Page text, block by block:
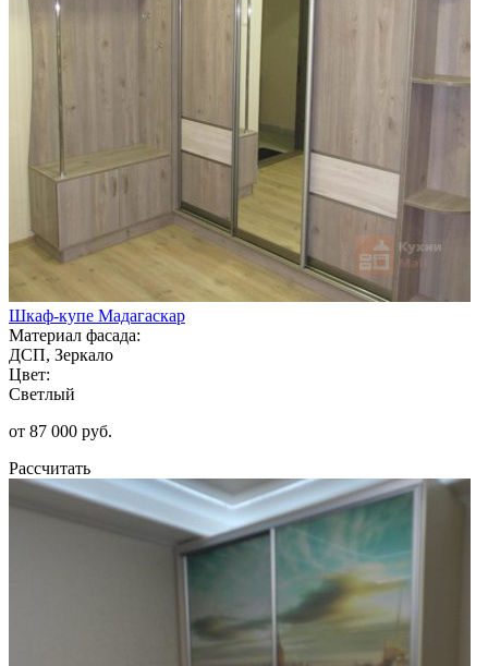
Шкаф-купе Мадагаскар
Материал фасада:
ДСП, Зеркало
Цвет:
Светлый
от 87 000 руб.
Рассчитать